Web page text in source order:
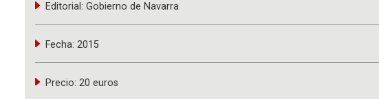
Editorial: Gobierno de Navarra
Fecha: 2015
Precio: 20 euros